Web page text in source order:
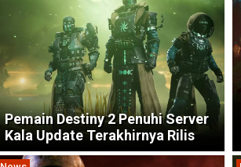
Pemain Destiny 2 Penuhi Server
Kala Update Terakhirnya Rilis